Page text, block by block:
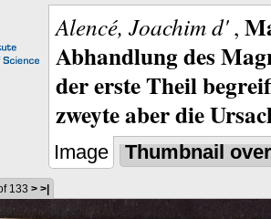
Alencé, Joachim d',
Abhandlung des
der erste Theil
zweyte aber die
Image Thumbnail
133 > >|